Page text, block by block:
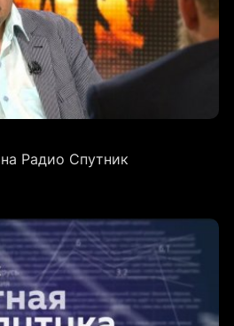
Радио Спутник